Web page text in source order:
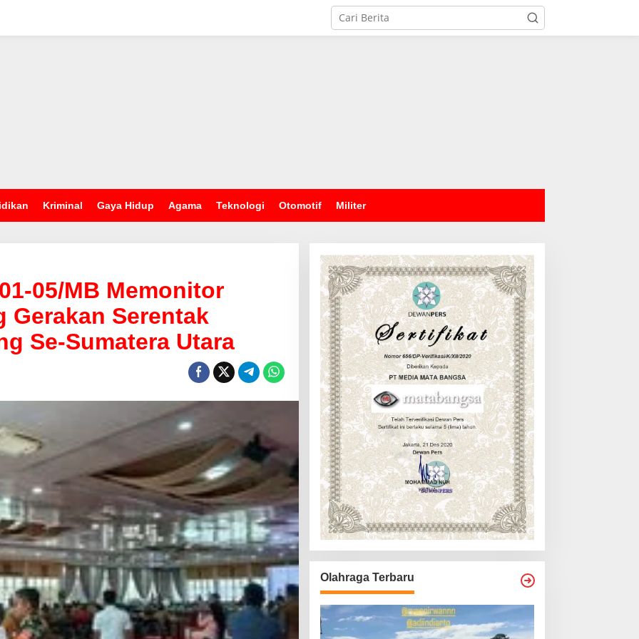
Kriminal Gaya Hidup Agama Teknologi Otomotif Militer
05/MB Memonitor
Gerakan Serentak
Se-Sumatera Utara
Olahraga Terbaru